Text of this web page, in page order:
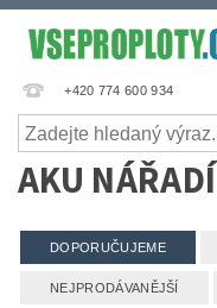
+420 774 600 934
AKU NÁŘADÍ
DOPORUČUJEME
NEJPRODÁVANĚJŠÍ